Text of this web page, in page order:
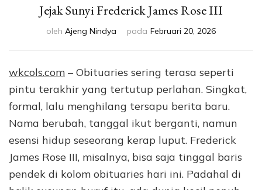
Jejak Sunyi Frederick James Rose III
oleh Ajeng Nindya pada Februari 20, 2026
wkcols.com – Obituaries sering terasa seperti
pintu terakhir yang tertutup perlahan. Singkat,
formal, lalu menghilang tersapu berita baru.
Nama berubah, tanggal ikut berganti, namun
esensi hidup seseorang kerap luput. Frederick
James Rose III, misalnya, bisa saja tinggal baris
pendek di kolom obituaries hari ini. Padahal di